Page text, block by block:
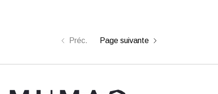
Préc. Page suivante